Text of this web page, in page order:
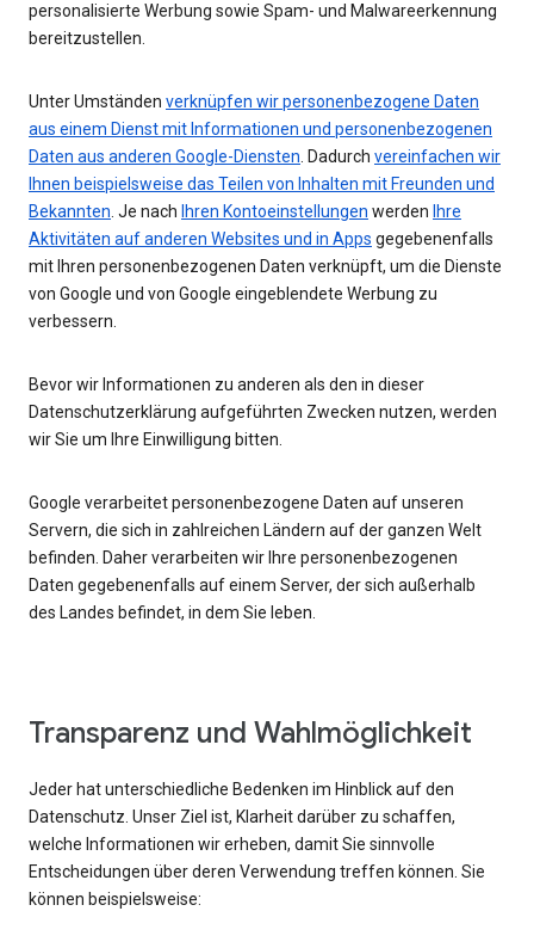
personalisierte Werbung sowie Spam- und Malwareerkennung
bereitzustellen.
Unter Umständen verknüpfen wir personenbezogene Daten
aus einem Dienst mit Informationen und personenbezogenen
Daten aus anderen Google-Diensten. Dadurch vereinfachen wir
Ihnen beispielsweise das Teilen von Inhalten mit Freunden und
Bekannten. Je nach Ihren Kontoeinstellungen werden Ihre
Aktivitäten auf anderen Websites und in Apps gegebenenfalls
mit Ihren personenbezogenen Daten verknüpft, um die Dienste
von Google und von Google eingeblendete Werbung zu
verbessern.
Bevor wir Informationen zu anderen als den in dieser
Datenschutzerklärung aufgeführten Zwecken nutzen, werden
wir Sie um Ihre Einwilligung bitten.
Google verarbeitet personenbezogene Daten auf unseren
Servern, die sich in zahlreichen Ländern auf der ganzen Welt
befinden. Daher verarbeiten wir Ihre personenbezogenen
Daten gegebenenfalls auf einem Server, der sich außerhalb
des Landes befindet, in dem Sie leben.
Transparenz und Wahlmöglichkeit
Jeder hat unterschiedliche Bedenken im Hinblick auf den
Datenschutz. Unser Ziel ist, Klarheit darüber zu schaffen,
welche Informationen wir erheben, damit Sie sinnvolle
Entscheidungen über deren Verwendung treffen können. Sie
können beispielsweise: